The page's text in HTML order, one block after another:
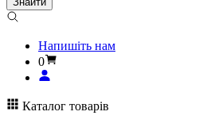
Напишіть нам
0
Каталог товарів